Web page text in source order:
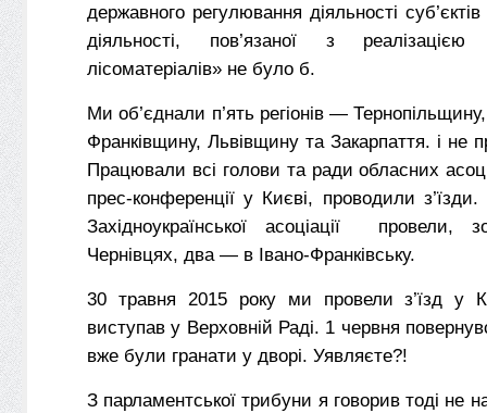
державного регулювання діяльності
діяльності, пов’язаної з
лісоматеріалів» не було б.
Ми об’єднали п’ять регіонів —
Франківщину, Львівщину та Закарпаття. і не
Працювали всі голови та ради обласних
прес-конференції у Києві, проводили
Західноукраїнської асоціації провели,
Чернівцях, два — в Івано-Франківську.
30 травня 2015 року ми провели з’їзд у
виступав у Верховній Раді. 1 червня
вже були гранати у дворі. Уявляєте?!
З парламентської трибуни я говорив тоді не